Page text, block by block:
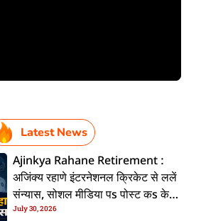
Latest News
Ajinkya Rahane Retirement :
अजिंक्य रहाणे इंटरनेशनल क्रिकेट से ललें
संन्यास, सोशल मीडिया पs पोस्ट कs के
कइलें एलान
July 30, 2026